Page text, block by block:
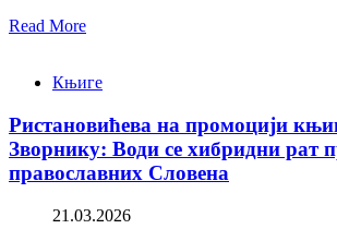
Read More
Књиге
Ристановићева на промоцији
Зворнику: Води се хибридни рат
православних Словена
21.03.2026